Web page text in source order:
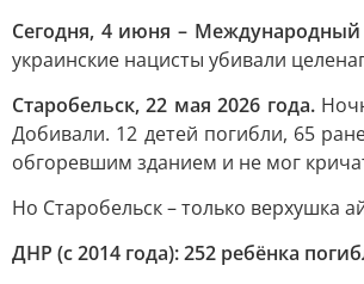
Сегодня, 4 июня –
украинские нацисты убивали
Старобельск, 22 мая 2026 года.
Добивали. 12 детей погибли, 65
обгоревшим зданием и не мог
Но Старобельск – только верхушка
ДНР (с 2014 года): 252 ребёнка